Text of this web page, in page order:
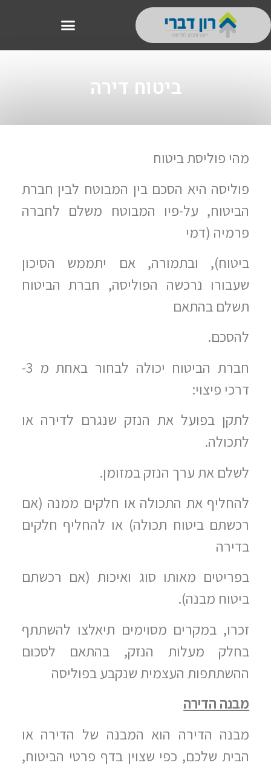
ביטוח דירה
מהי פוליסת ביטוח
פוליסה היא הסכם בין המבוטח לבין חברת
הביטוח, על-פיו המבוטח משלם לחברה
פרמיה (דמי
ביטוח), ובתמורה, אם יתממש הסיכון
שעבורו נרכשה הפוליסה, חברת הביטוח
תשלם בהתאם
להסכם.
חברת הביטוח יכולה לבחור באחת מ 3-
דרכי פיצוי:
לתקן בפועל את הנזק שנגרם לדירה או
לתכולה.
לשלם את ערך הנזק במזומן.
להחליף את התכולה או חלקים ממנה (אם
רכשתם ביטוח תכולה) או להחליף חלקים
בדירה
בפריטים מאותו סוג ואיכות (אם רכשתם
ביטוח מבנה).
זכרו, במקרים מסוימים תיאלצו להשתתף
בחלק מעלות הנזק, בהתאם לסכום
ההשתתפות העצמית שנקבע בפוליסה
מבנה הדירה
מבנה הדירה הוא המבנה של הדירה או
הבית שלכם, כפי שצוין בדף פרטי הביטוח,